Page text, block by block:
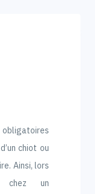
chiot ou
Ainsi, lors
un